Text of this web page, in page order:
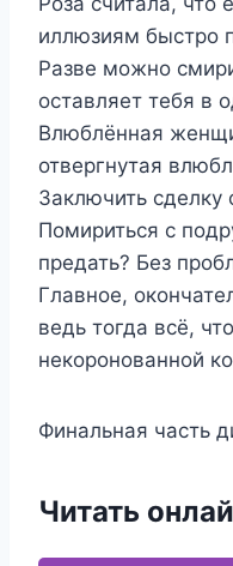
иллюзиям быстро
Разве можно
оставляет тебя в
Влюблённая
отвергнутая
Заключить сделку
Помириться с
предать? Без
Главное,
ведь тогда всё,
некоронованной
Финальная часть
Читать